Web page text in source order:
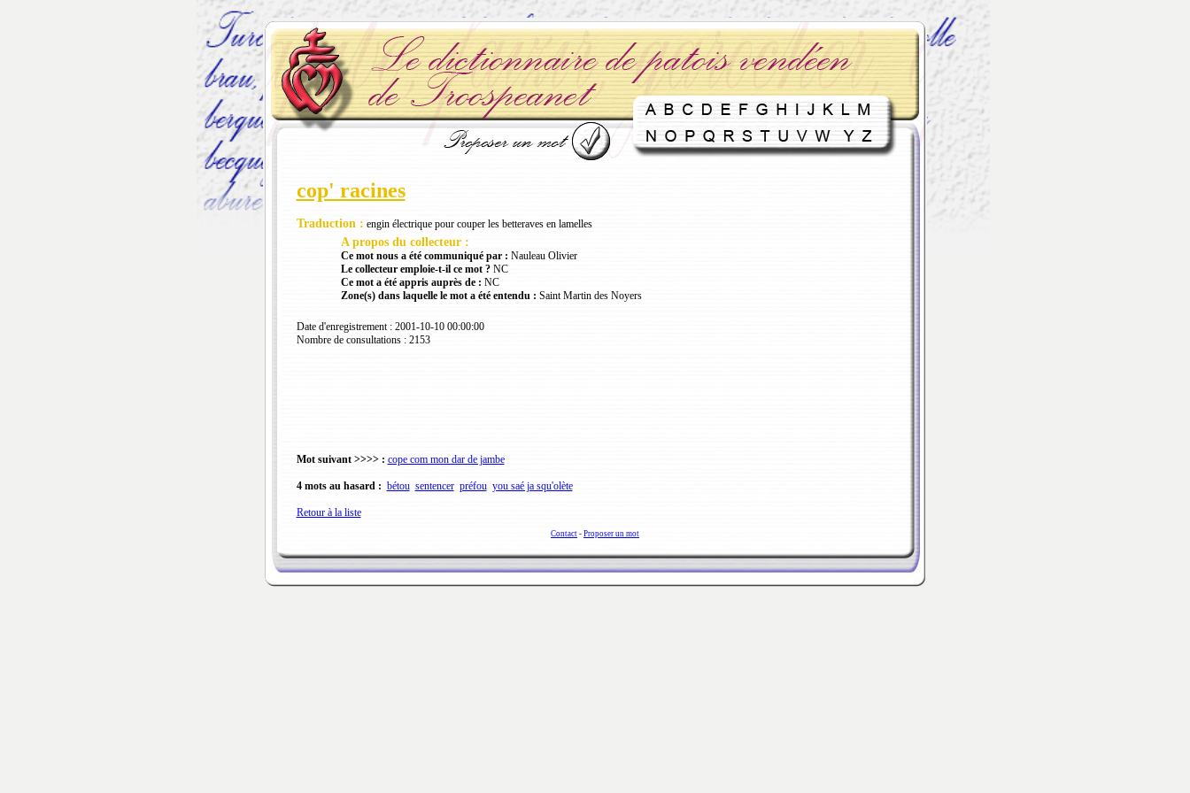
cop' racines
Traduction : engin électrique pour couper les betteraves en lamelles
A propos du collecteur :
Ce mot nous a été communiqué par : Nauleau Olivier
Le collecteur emploie-t-il ce mot ?NC
Ce mot a été appris auprès de : NC
Zone(s) dans laquelle le mot a été entendu : Saint Martin des Noyers
Date d'enregistrement : 2001-10-10 00:00:00
Nombre de consultations : 2153
Mot suivant >>>> : cope com mon dar de jambe
4 mots au hasard : bétou sentencer préfou you saé ja squ'olète
Retour à la liste
Contact - Proposer un mot